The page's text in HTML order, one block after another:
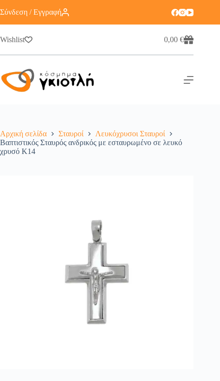
Σύνδεση / Εγγραφή
Wishlist 0,00€
Αρχική σελίδα Σταυροί
Λευκόχρυσοι Σταυροί
Βαπτιστικός Σταυρός ανδρικός με εσταυρωμένο σε λευκό
χρυσό K14